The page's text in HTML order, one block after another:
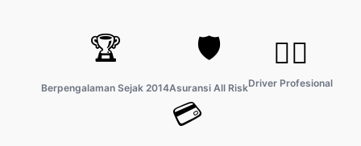
🏆
Berpengalaman Sejak 2014
🛡️
Asuransi All Risk
👨‍✈️
Driver Profesional
💳